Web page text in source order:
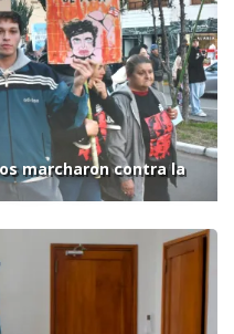
marcharon contra la